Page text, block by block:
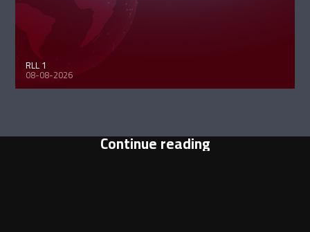
RLL 1
08-08-2026
Continue reading